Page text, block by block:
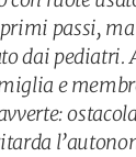
passi,
dai pediatri.
e